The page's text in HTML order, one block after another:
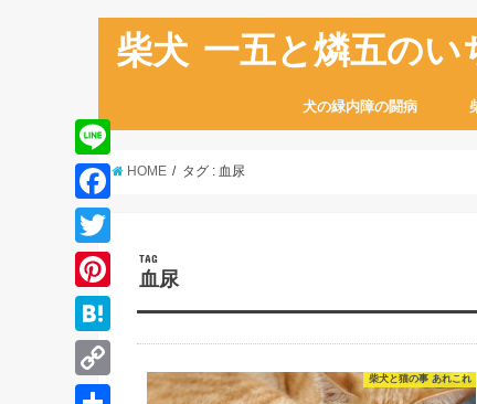
柴犬 一五と燐五の
犬の緑内障の闘病
HOME タグ : 血尿
TAG
血尿
柴犬と猫の事 あれこれ
L
i
n
e
F
a
c
e
b
o
T
w
i
P
i
n
H
a
C